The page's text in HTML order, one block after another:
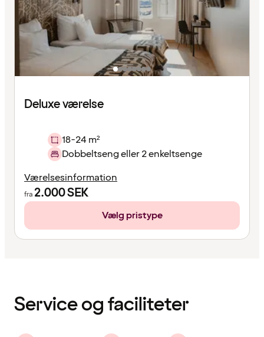
Deluxe værelse
18-24 m²
Dobbeltseng eller 2 enkeltsenge
Værelsesinformation
fra 2.000SEK
Vælg pristype
Service og faciliteter